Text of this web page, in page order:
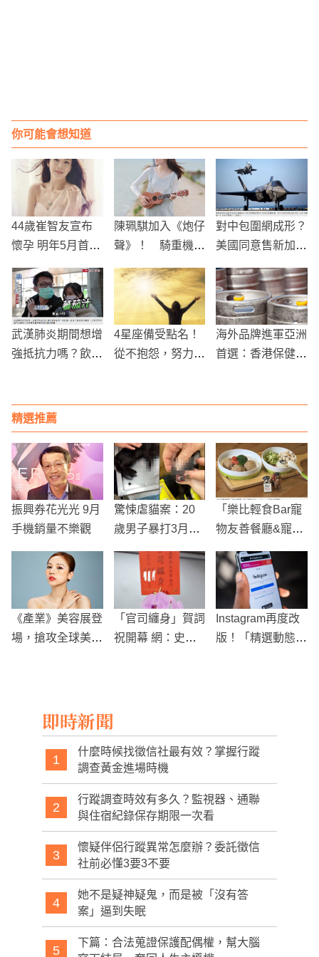
你可能會想知道
44歲崔智友宣布
懷孕 明年5月首當
祝福！
陳珮騏加入《炮仔
聲》！ 騎重機出
到了
對中包圍網成形？
美國同意售新加坡
武漢肺炎期間想增
強抵抗力嗎？飲食
4星座備受點名！
從不抱怨，努力就
海外品牌進軍亞洲
首選：香港保健品
精選推薦
振興券花光光 9月
手機銷量不樂觀
驚悚虐貓案：20
歲男子暴打3月大
貓咪致死，網友憤
怒肉搜公審
「樂比輕食Bar寵
物友善餐廳&寵物
美容」推時蔬風狗
狗餐
《產業》美容展登
場，搶攻全球美妝
「官司纏身」賀詞
祝開幕 網：史上
Instagram再度改
版！「精選動態」
即時新聞
1
什麼時候找徵信社最有效？掌握行蹤
調查黃金進場時機
2
行蹤調查時效有多久？監視器、通聯
與住宿紀錄保存期限一次看
3
懷疑伴侶行蹤異常怎麼辦？委託徵信
社前必懂3要3不要
4
她不是疑神疑鬼，而是被「沒有答
案」逼到失眠
5
下篇：合法蒐證保護配偶權，幫大腦